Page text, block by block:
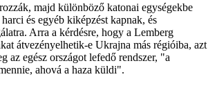
majd különböző katonai egységekbe
és egyéb kiképzést kapnak, és
Arra a kérdésre, hogy a Lemberg
átvezényelhetik-e Ukrajna más régióiba, azt
az egész országot lefedő rendszer, "a
ahová a haza küldi".